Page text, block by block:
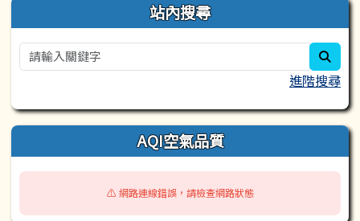
站內搜尋
進階搜尋
AQI空氣品質
⚠️ 網路連線錯誤，請檢查網路狀態